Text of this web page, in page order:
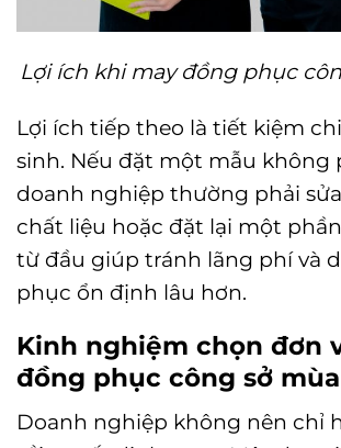
Lợi ích khi may đồng phục
Lợi ích tiếp theo là tiết kiệm
sinh. Nếu đặt một mẫu không
doanh nghiệp thường phải
chất liệu hoặc đặt lại một
từ đầu giúp tránh lãng phí và
phục ổn định lâu hơn.
Kinh nghiệm chọn đơn
đồng phục công sở
Doanh nghiệp không nên chỉ